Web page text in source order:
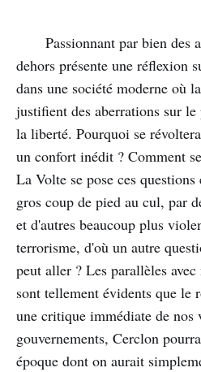
Passionnant par bien des
dehors présente une réflexion
dans une société moderne où
justifient des aberrations sur
la liberté. Pourquoi se
un confort inédit ? Comment
La Volte se pose ces
gros coup de pied au cul, par
et d'autres beaucoup plus
terrorisme, d'où un autre
peut aller ? Les parallèles
sont tellement évidents que le
une critique immédiate de nos
gouvernements, Cerclon
époque dont on aurait